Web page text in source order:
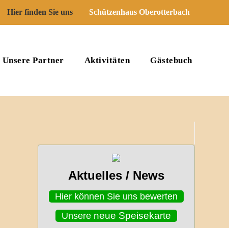
Hier finden Sie uns Schützenhaus Oberotterbach
Unsere Partner Aktivitäten Gästebuch
Aktuelles / News
Hier können Sie uns bewerten
Unsere neue Speisekarte